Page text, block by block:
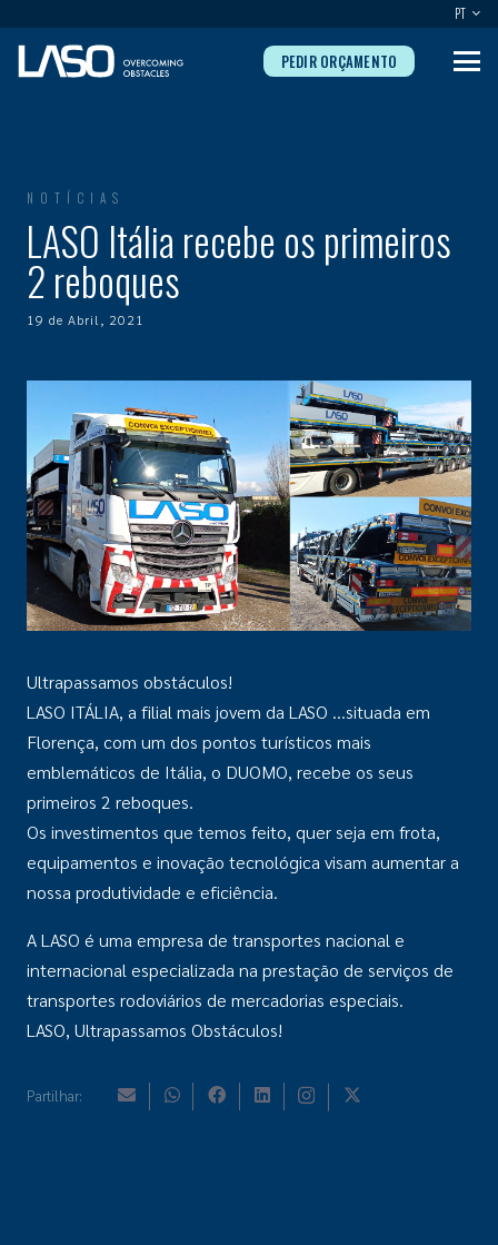
PT
PEDIR ORÇAMENTO
NOTÍCIAS
LASO Itália recebe os primeiros
2 reboques
19 de Abril, 2021
Ultrapassamos obstáculos!
LASO ITÁLIA, a filial mais jovem da LASO …situada em
Florença, com um dos pontos turísticos mais
emblemáticos de Itália, o DUOMO, recebe os seus
primeiros 2 reboques.
Os investimentos que temos feito, quer seja em frota,
equipamentos e inovação tecnológica visam aumentar a
nossa produtividade e eficiência.
A LASO é uma empresa de transportes nacional e
internacional especializada na prestação de serviços de
transportes rodoviários de mercadorias especiais.
LASO, Ultrapassamos Obstáculos!
Partilhar: